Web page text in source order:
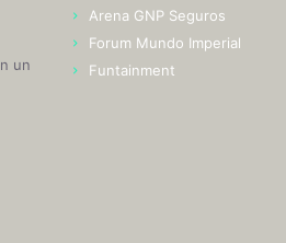
un
Arena GNP Seguros
Forum Mundo Imperial
Funtainment